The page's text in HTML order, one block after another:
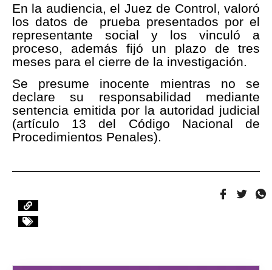
En la audiencia, el Juez de Control, valoró
los datos de prueba presentados por el
representante social y los vinculó a
proceso, además fijó un plazo de tres
meses para el cierre de la investigación.
Se presume inocente mientras no se
declare su responsabilidad mediante
sentencia emitida por la autoridad judicial
(artículo 13 del Código Nacional de
Procedimientos Penales).